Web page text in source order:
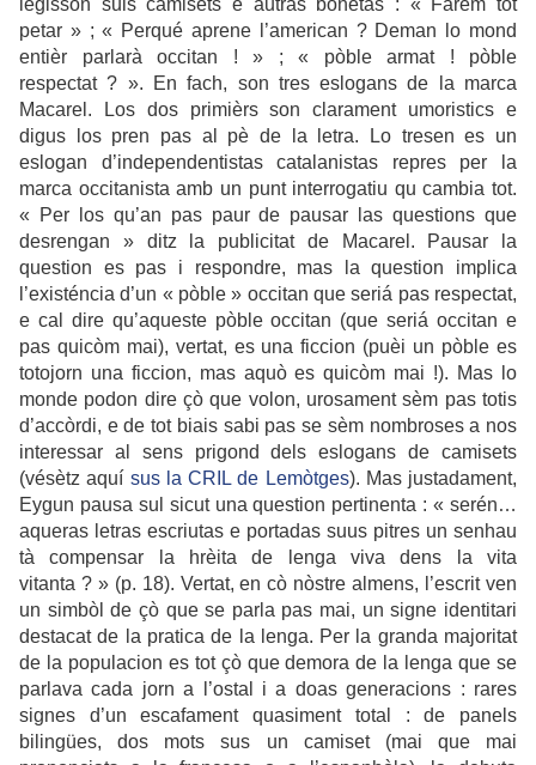
legisson suls camisets e autras bonetas : « Farem tot
petar » ; « Perqué aprene l’american ? Deman lo mond
entièr parlarà occitan ! » ; « pòble armat ! pòble
respectat ? ». En fach, son tres eslogans de la marca
Macarel. Los dos primièrs son clarament umoristics e
digus los pren pas al pè de la letra. Lo tresen es un
eslogan d’independentistas catalanistas repres per la
marca occitanista amb un punt interrogatiu qu cambia tot.
« Per los qu’an pas paur de pausar las questions que
desrengan » ditz la publicitat de Macarel. Pausar la
question es pas i respondre, mas la question implica
l’existéncia d’un « pòble » occitan que seriá pas respectat,
e cal dire qu’aqueste pòble occitan (que seriá occitan e
pas quicòm mai), vertat, es una ficcion (puèi un pòble es
totojorn una ficcion, mas aquò es quicòm mai !). Mas lo
monde podon dire çò que volon, urosament sèm pas totis
d’accòrdi, e de tot biais sabi pas se sèm nombroses a nos
interessar al sens prigond dels eslogans de camisets
(vésètz aquí sus la CRIL de Lemòtges). Mas justadament,
Eygun pausa sul sicut una question pertinenta : « serén…
aqueras letras escriutas e portadas suus pitres un senhau
tà compensar la hrèita de lenga viva dens la vita
vitanta ? » (p. 18). Vertat, en cò nòstre almens, l’escrit ven
un simbòl de çò que se parla pas mai, un signe identitari
destacat de la pratica de la lenga. Per la granda majoritat
de la populacion es tot çò que demora de la lenga que se
parlava cada jorn a l’ostal i a doas generacions : rares
signes d’un escafament quasiment total : de panels
bilingües, dos mots sus un camiset (mai que mai